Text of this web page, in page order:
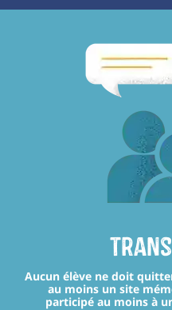
Aucun élève ne doit
au moins un site
participé au moins à